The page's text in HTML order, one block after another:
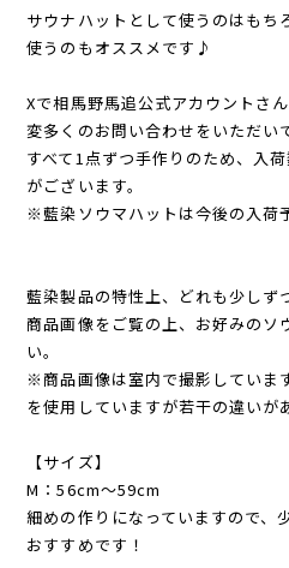
サウナハットとして使うのはもち
使うのもオススメです♪
Xで相馬野馬追公式アカウントさ
変多くのお問い合わせをいただい
すべて1点ずつ手作りのため、入
がございます。
※藍染ソウマハットは今後の入荷
藍染製品の特性上、どれも少しず
商品画像をご覧の上、お好みのソ
い。
※商品画像は室内で撮影していま
を使用していますが若干の違いが
【サイズ】
M：56cm〜59cm
細めの作りになっていますので、
おすすめです！